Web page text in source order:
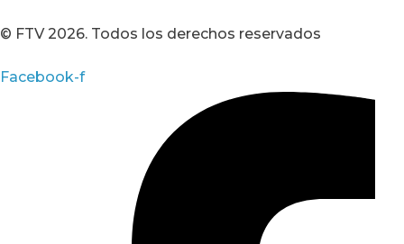
© FTV 2026. Todos los derechos reservados
Facebook-f